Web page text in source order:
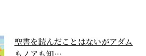
聖書を読んだことはないがアダム